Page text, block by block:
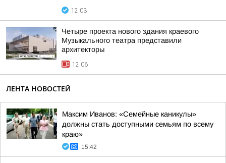
12:03
Четыре проекта нового здания краевого
Музыкального театра представили
архитекторы
12:06
ЛЕНТА НОВОСТЕЙ
Максим Иванов: «Семейные каникулы»
должны стать доступными семьям по всему
краю»
15:42